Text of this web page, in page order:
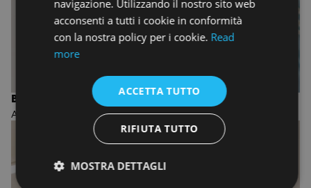
BIENNIO IN PHOTOGRAPHY
ACCADEMIA DI FOTOGRAFIA
navigazione. Utilizzando il nostro sito web
acconsenti a tutti i cookie in conformità
con la nostra policy per i cookie. Read
more
ACCETTA TUTTO
RIFIUTA TUTTO
MOSTRA DETTAGLI